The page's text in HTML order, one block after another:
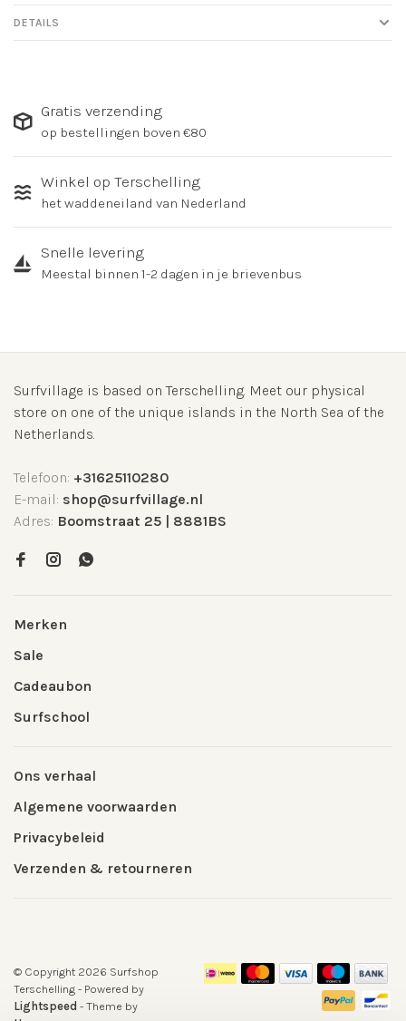
DETAILS
Gratis verzending
op bestellingen boven €80
Winkel op Terschelling
het waddeneiland van Nederland
Snelle levering
Meestal binnen 1-2 dagen in je brievenbus
Surfvillage is based on Terschelling. Meet our physical
store on one of the unique islands in the North Sea of the
Netherlands.
Telefoon: +31625110280
E-mail: shop@surfvillage.nl
Adres: Boomstraat 25 | 8881BS
Merken
Sale
Cadeaubon
Surfschool
Ons verhaal
Algemene voorwaarden
Privacybeleid
Verzenden & retourneren
© Copyright 2026 Surfshop
Terschelling - Powered by
Lightspeed - Theme by